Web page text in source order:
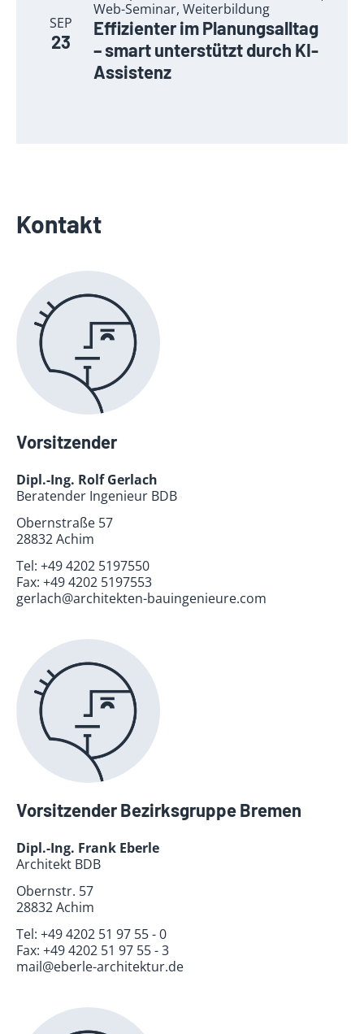
SEP
23
Web-Seminar, Weiterbildung
Effizienter im Planungsalltag
– smart unterstützt durch KI-
Assistenz
Kontakt
Vorsitzender
Dipl.-Ing. Rolf Gerlach
Beratender Ingenieur BDB
Obernstraße 57
28832 Achim
Tel: +49 4202 5197550
Fax: +49 4202 5197553
gerlach@architekten-bauingenieure.com
Vorsitzender Bezirksgruppe Bremen
Dipl.-Ing. Frank Eberle
Architekt BDB
Obernstr. 57
28832 Achim
Tel: +49 4202 51 97 55 - 0
Fax: +49 4202 51 97 55 - 3
mail@eberle-architektur.de